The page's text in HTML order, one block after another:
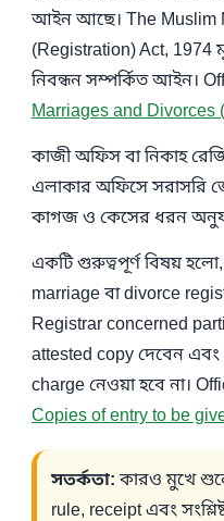
আইন আছে। The Muslim
(Registration) Act, 1974
নিবন্ধন সম্পর্কিত আইন।
Marriages and Divorces
কাজী অফিস বা নিকাহ
এলাকার অফিসে সরাসরি
কাগজ ও কেসের ধরন
একটি গুরুত্বপূর্ণ বিষয়
marriage বা divorce
Registrar concerned
attested copy দেবেন
charge নেওয়া হবে না।
Copies of entry to be
সতর্কতা: কারও মুখে
rule, receipt এবং